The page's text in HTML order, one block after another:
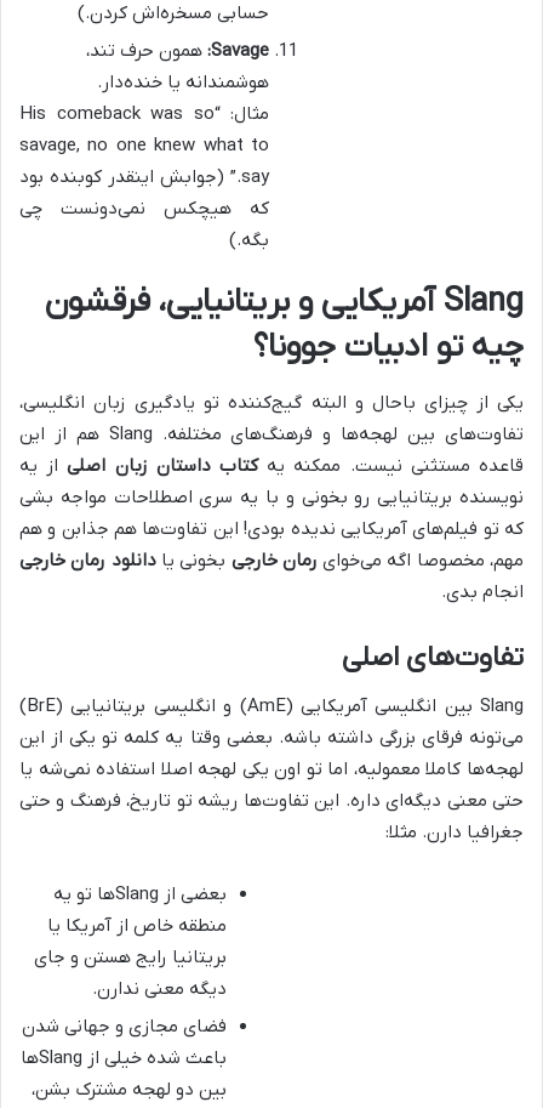
حسابی مسخره‌اش کردن.)
Savage: همون حرف تند،
هوشمندانه یا خنده‌دار.
مثال: “His comeback was so
savage, no one knew what to
say.” (جوابش اینقدر کوبنده بود
که هیچکس نمی‌دونست چی
بگه.)
Slang آمریکایی و بریتانیایی، فرقشون
چیه تو ادبیات جوونا؟
یکی از چیزای باحال و البته گیج‌کننده تو یادگیری زبان انگلیسی،
تفاوت‌های بین لهجه‌ها و فرهنگ‌های مختلفه. Slang هم از این
قاعده مستثنی نیست. ممکنه یهکتاب داستان زبان اصلیاز یه
نویسنده بریتانیایی رو بخونی و با یه سری اصطلاحات مواجه بشی
که تو فیلم‌های آمریکایی ندیده بودی! این تفاوت‌ها هم جذابن و هم
مهم، مخصوصا اگه می‌خوای رمان خارجی بخونی یادانلود رمان خارجی
انجام بدی.
تفاوت‌های اصلی
Slang بین انگلیسی آمریکایی (AmE) و انگلیسی بریتانیایی (BrE)
می‌تونه فرقای بزرگی داشته باشه. بعضی وقتا یه کلمه تو یکی از این
لهجه‌ها کاملا معمولیه، اما تو اون یکی لهجه اصلا استفاده نمی‌شه یا
حتی معنی دیگه‌ای داره. این تفاوت‌ها ریشه تو تاریخ، فرهنگ و حتی
جغرافیا دارن. مثلا:
بعضی از Slangها تو یه
منطقه خاص از آمریکا یا
بریتانیا رایج هستن و جای
دیگه معنی ندارن.
فضای مجازی و جهانی شدن
باعث شده خیلی از Slangها
بین دو لهجه مشترک بشن،